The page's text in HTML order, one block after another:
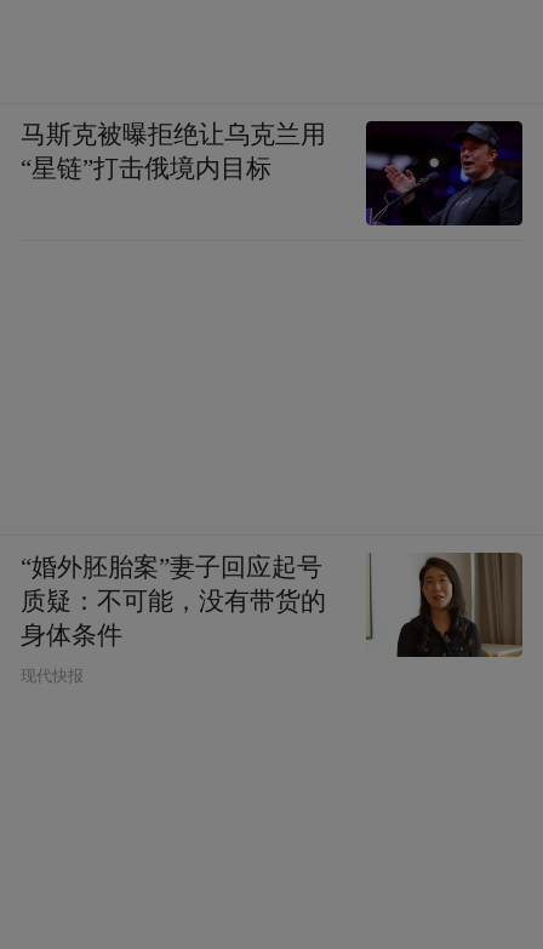
马斯克被曝拒绝让乌克兰用
“星链”打击俄境内目标
“婚外胚胎案”妻子回应起号
质疑：不可能，没有带货的
身体条件
现代快报